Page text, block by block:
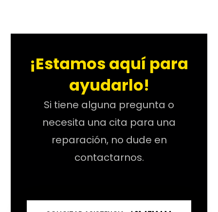
¡Estamos aquí para
ayudarlo!
Si tiene alguna pregunta o
necesita una cita para una
reparación, no dude en
contactarnos.